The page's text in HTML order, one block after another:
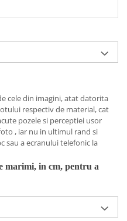
cele din imagini, atat datorita
respectiv de material, cat
pozele si perceptiei usor
, iar nu in ultimul rand si
sau a ecranului telefonic la
marimi, in cm, pentru a